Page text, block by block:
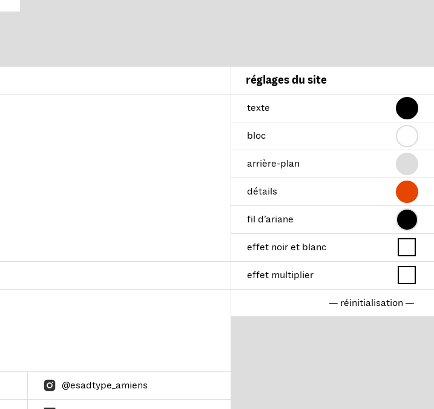
@esadtype_amiens
réglages du site
texte
bloc
arrière-plan
détails
fil d’ariane
effet noir et blanc
effet multiplier
— réinitialisation —